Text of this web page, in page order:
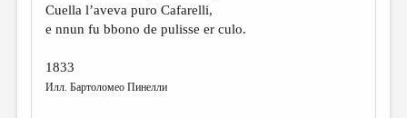
Cuella l’aveva puro Cafarelli,
e nnun fu bbono de pulisse er culo.
1833
Илл. Бартоломео Пинелли